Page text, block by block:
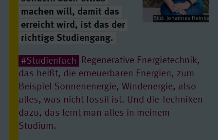
Bild: Johannes Heinke
machen will, damit das
erreicht wird, ist das der
richtige Studiengang.
#Studienfach
Regenerative Energietechnik,
das heißt, die erneuerbaren Energien, zum
Beispiel Sonnenenergie, Windenergie, also
alles, was nicht fossil ist. Und die Techniken
dazu, das lernt man alles in meinem
Studium.